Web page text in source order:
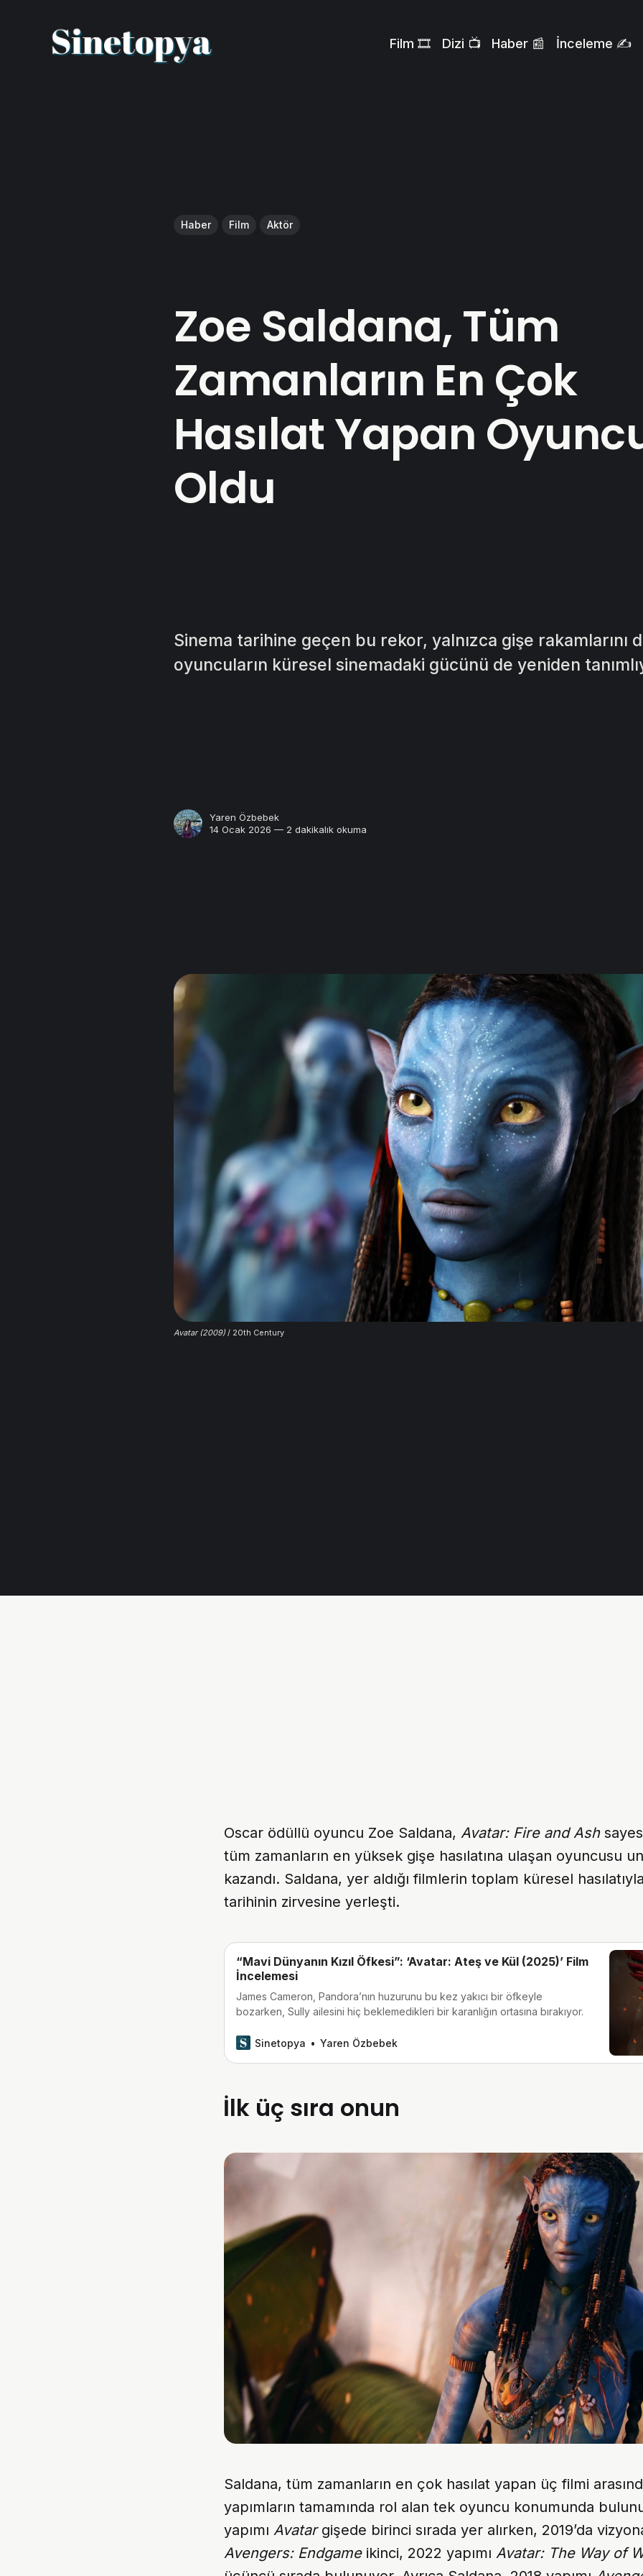
Film 🎞️ Dizi 📺 Haber 📰 İnceleme ✍️
Haber Film Aktör
Zoe Saldana, Tüm
Zamanların En Çok
Hasılat Yapan
Oldu
Sinema tarihine geçen bu rekor, yalnızca gişe rakamlarını
oyuncuların küresel sinemadaki gücünü de yeniden
Yaren Özbebek
14 Ocak 2026 — 2 dakikalık okuma
Avatar (2009) / 20th Century
Oscar ödüllü oyuncu Zoe Saldana, Avatar: Fire and Ash
tüm zamanların en yüksek gişe hasılatına ulaşan oyuncusu
kazandı. Saldana, yer aldığı filmlerin toplam küresel
tarihinin zirvesine yerleşti.
“Mavi Dünyanın Kızıl Öfkesi”: ‘Avatar: Ateş ve Kül (2025)’ Film
İncelemesi
James Cameron, Pandora’nın huzurunu bu kez yakıcı bir öfkeyle
bozarken, Sully ailesini hiç beklemedikleri bir karanlığın ortasına bırakıyor.
Sinetopya Yaren Özbebek
İlk üç sıra onun
Saldana, tüm zamanların en çok hasılat yapan üç filmi
yapımların tamamında rol alan tek oyuncu konumunda
yapımı Avatargişede birinci sırada yer alırken, 2019’da
Avengers: Endgameikinci, 2022 yapımı Avatar: The Way of